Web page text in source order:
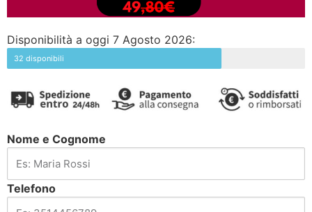
Disponibilità a oggi 7 Agosto 2026:
32 disponibili
Nome e Cognome
Telefono